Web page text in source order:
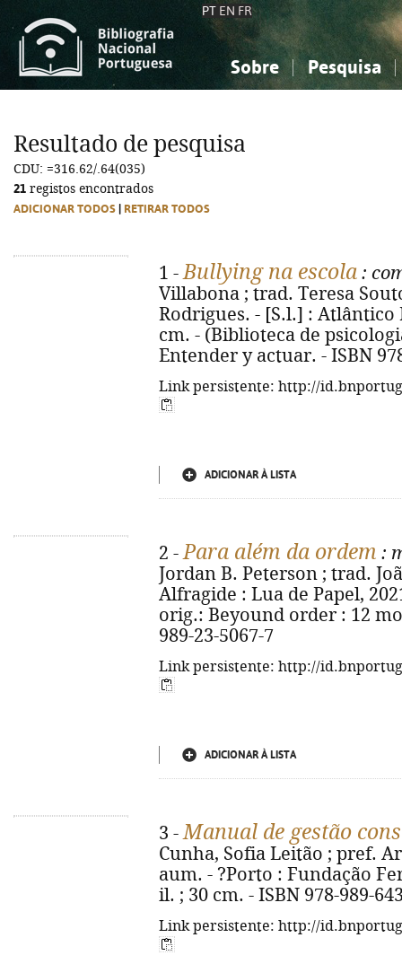
PT EN FR
Sobre Pesquisa
Ciências sociais...
Ciências sociais...
Resultado de pesquisa
CDU: =316.62/.64(035)
21 registos encontrados
ADICIONAR TODOS RETIRAR TODOS
1 -Bullying na escola :
Villabona ; trad. Teresa
Rodrigues. - [S.l.] : Atlântico
cm. - (Biblioteca de
Entender y actuar. - ISBN
Link persistente: http://
ADICIONAR À LISTA
2 -Para além da ordem :
Jordan B. Peterson ; trad.
Alfragide : Lua de Papel,
orig.: Beyound order : 12
989-23-5067-7
Link persistente: http://
ADICIONAR À LISTA
3 -Manual de gestão
Cunha, Sofia Leitão ; pref.
aum. - ?Porto : Fundação
il. ; 30 cm. - ISBN 978-989-
Link persistente: http://